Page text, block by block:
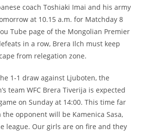
coach Toshiaki Imai and his army
at 10.15 a.m. for Matchday 8
Tube page of the Mongolian Premier
in a row, Brera Ilch must keep
from relegation zone.
1-1 draw against Ljuboten, the
team WFC Brera Tiverija is expected
on Sunday at 14:00. This time far
opponent will be Kamenica Sasa,
league. Our girls are on fire and they